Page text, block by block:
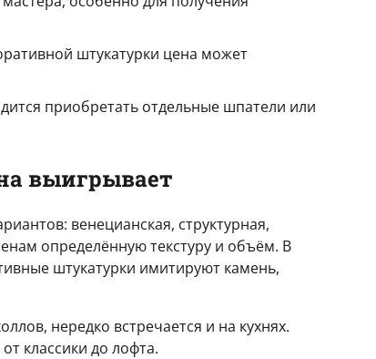
штукатурки цена может
приобретать отдельные шпатели или
выигрывает
венецианская, структурная,
определённую текстуру и объём. В
штукатурки имитируют камень,
нередко встречается и на кухнях.
классики до лофта.